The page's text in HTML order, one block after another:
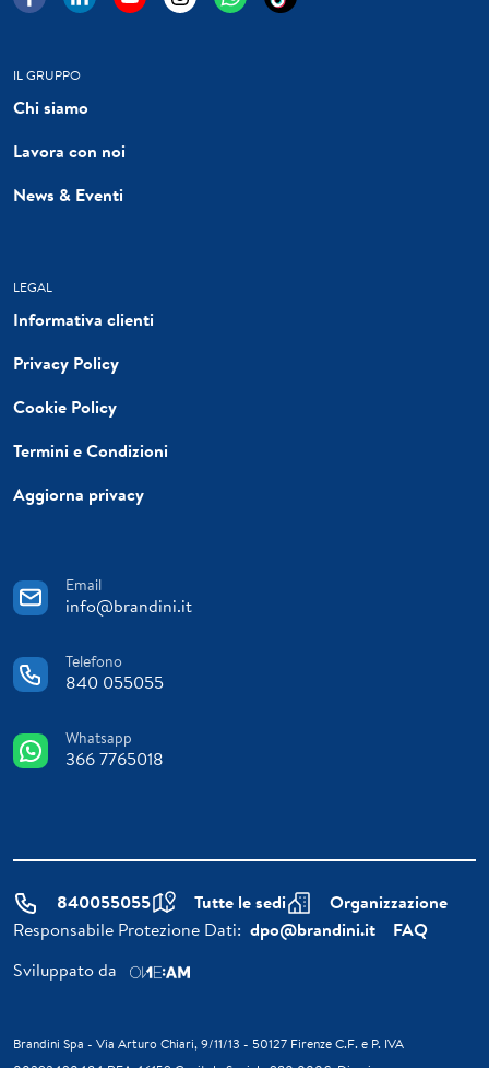
IL GRUPPO
Chi siamo
Lavora con noi
News & Eventi
LEGAL
Informativa clienti
Privacy Policy
Cookie Policy
Termini e Condizioni
Aggiorna privacy
Email
info@brandini.it
Telefono
840 055055
Whatsapp
366 7765018
840055055 Tutte le sedi
Organizzazione
Responsabile Protezione Dati: dpo@brandini.it
FAQ
Sviluppato da
Brandini Spa - Via Arturo Chiari, 9/11/13 - 50127 Firenze C.F. e P. IVA